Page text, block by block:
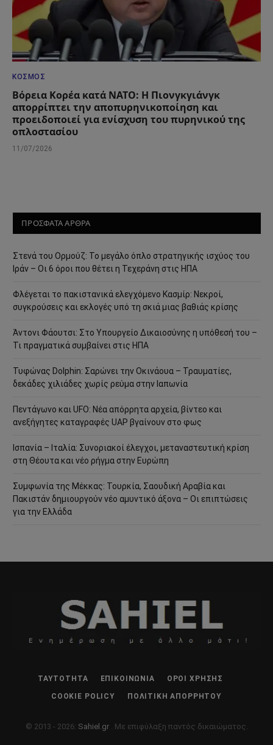
ΚΌΣΜΟΣ
Βόρεια Κορέα κατά ΝΑΤΟ: Η Πιονγκγιάνγκ
απορρίπτει την αποπυρηνικοποίηση και
προειδοποιεί για ενίσχυση του πυρηνικού της
οπλοστασίου
11/07/2026
ΠΡΟΣΦΑΤΑ ΑΡΘΡΑ
Στενά του Ορμούζ: Το μεγάλο όπλο στρατηγικής ισχύος του
Ιράν – Οι 6 όροι που θέτει η Τεχεράνη στις ΗΠΑ
Φλέγεται το πακιστανικά ελεγχόμενο Κασμίρ: Νεκροί,
συγκρούσεις και εκλογές υπό τη σκιά μιας βαθιάς κρίσης
Άντονι Φάουτσι: Στο Υπουργείο Δικαιοσύνης η υπόθεσή του –
Τι πραγματικά συμβαίνει στις ΗΠΑ
Τυφώνας Dolphin: Σαρώνει την Οκινάουα – Τραυματίες,
δεκάδες χιλιάδες χωρίς ρεύμα στην Ιαπωνία
Πεντάγωνο και UFO: Νέα απόρρητα αρχεία, βίντεο και
ανεξήγητες καταγραφές UAP βγαίνουν στο φως
Ισπανία – Ιταλία: Συνοριακοί έλεγχοι, μεταναστευτική κρίση
στη Θέουτα και νέο ρήγμα στην Ευρώπη
Συμφωνία της Μέκκας: Τουρκία, Σαουδική Αραβία και
Πακιστάν δημιουργούν νέο αμυντικό άξονα – Οι επιπτώσεις
για την Ελλάδα
ΤΑΥΤΌΤΗΤΑ ΕΠΙΚΟΙΝΩΝΊΑ ΌΡΟΙ ΧΡΉΣΗΣ
COOKIE POLICY ΠΟΛΙΤΙΚΉ ΑΠΟΡΡΉΤΟΥ
© 2013 - 2026: Sahiel.gr . Με επιφύλαξη παντός δικαιώματος.